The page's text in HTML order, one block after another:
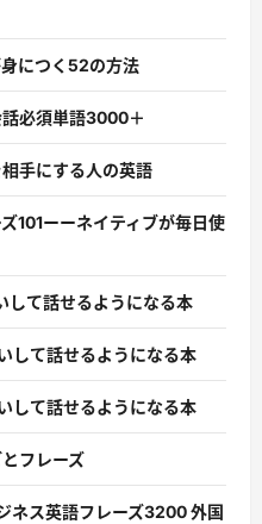
身につく52の方法
話必須単語3000＋
手にする人の英語
101ーーネイティブが毎日使
して話せるようになる本
して話せるようになる本
して話せるようになる本
フレーズ
ネス英語フレーズ3200 外国